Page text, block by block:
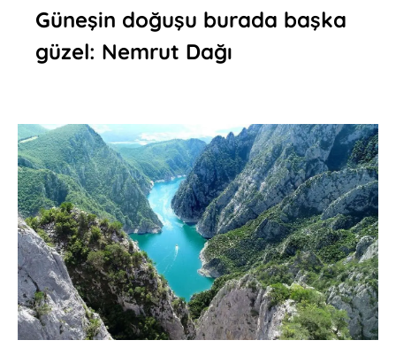
Güneşin doğuşu burada başka
güzel: Nemrut Dağı